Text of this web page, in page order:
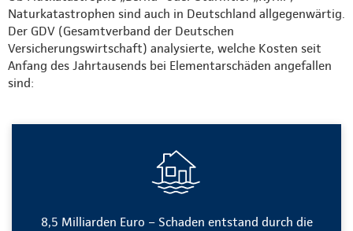
Naturkatastrophen sind auch in Deutschland allgegenwärtig.
Der GDV (Gesamtverband der Deutschen
Versicherungswirtschaft) analysierte, welche Kosten seit
Anfang des Jahrtausends bei Elementarschäden angefallen
sind:
8,5 Milliarden Euro – Schaden entstand durch die